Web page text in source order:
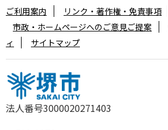
法人番号3000020271403
ご利用案内 リンク・著作権・免責事項
市政・ホームページへのご意見ご提案
ィ
サイトマップ